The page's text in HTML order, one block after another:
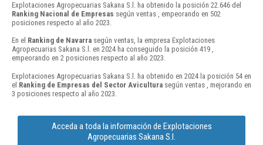
Explotaciones Agropecuarias Sakana S.l. ha obtenido la posición 22.646 del
Ranking Nacional de Empresas según ventas , empeorando en 502
posiciones respecto al año 2023.
En el Ranking de Navarra según ventas, la empresa Explotaciones
Agropecuarias Sakana S.l. en 2024 ha conseguido la posición 419 ,
empeorando en 2 posiciones respecto al año 2023.
Explotaciones Agropecuarias Sakana S.l. ha obtenido en 2024 la posición 54 en
el Ranking de Empresas del Sector Avicultura según ventas , mejorando en
3 posiciones respecto al año 2023.
Acceda a toda la información de Explotaciones
Agropecuarias Sakana S.l.